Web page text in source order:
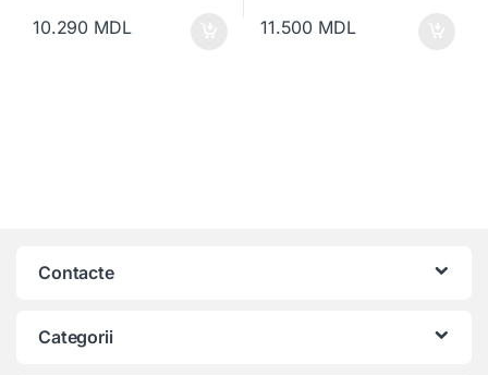
10.290 MDL 11.500 MDL
Contacte
Categorii